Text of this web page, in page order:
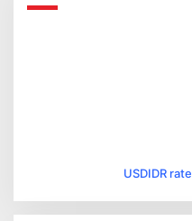
USDIDR rate